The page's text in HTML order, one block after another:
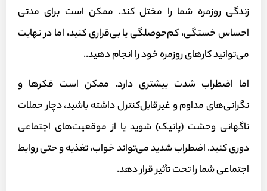
زندگی روزمره شما را مختل کند. ممکن است برای مدتی
احساس خستگی، کم‌حوصلگی یا بی‌قراری کنید، اما در نهایت
می‌توانید کارهای روزمره خود را انجام دهید..
اما اضطراب شدت بیشتری دارد. ممکن است فکرها و
نگرانی‌های مداوم و غیرقابل‌کنترل داشته باشید، دچار حملات
ناگهانی وحشت (پانیک) شوید یا از موقعیت‌های اجتماعی
دوری کنید. اضطراب شدید می‌تواند خواب، تغذیه و حتی روابط
اجتماعی شما را تحت تأثیر قرار دهد.